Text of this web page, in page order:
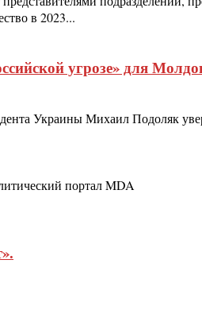
в 2023...
угрозе» для
Украины Михаил Подоляк
портал MDA